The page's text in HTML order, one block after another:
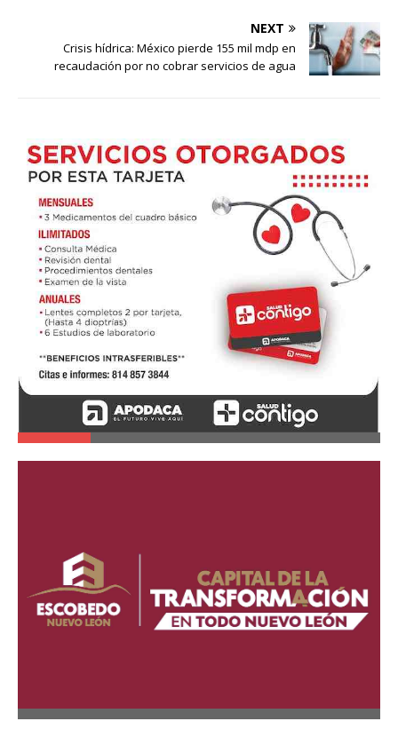
NEXT
Crisis hídrica: México pierde 155 mil mdp en
recaudación por no cobrar servicios de agua